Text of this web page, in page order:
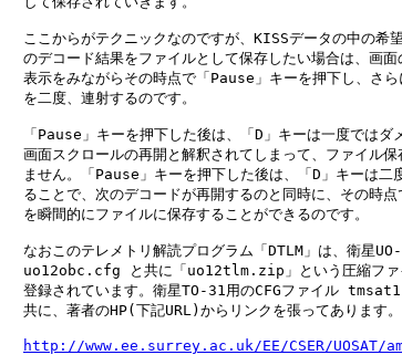
ここからがテクニックなのですが、KISSデータの中の希
のデコード結果をファイルとして保存したい場合は、画面
表示をみながらその時点で「Pause」キーを押下し、さら
を二度、連射するのです。
「Pause」キーを押下した後は、「D」キーは一度ではダ
画面スクロールの再開と解釈されてしまって、ファイル保
ません。「Pause」キーを押下した後は、「D」キーは二
ることで、次のデコードが再開するのと同時に、その時点
を瞬間的にファイルに保存することができるのです。
なおこのテレメトリ解読プログラム「DTLM」は、衛星
uo12obc.cfg と共に「uo12tlm.zip」という圧縮ファ
登録されています。衛星TO-31用のCFGファイル
共に、著者のHP(下記URL)からリンクを張ってあります。
http://www.ee.surrey.ac.uk/EE/CSER/UOSAT/